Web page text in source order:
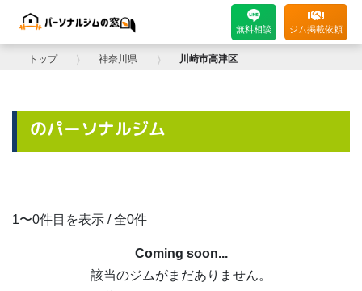
無料相談 ジム掲載依頼
トップ ⟩ 神奈川県 ⟩ 川崎市高津区
のパーソナルジム
1〜0件目を表示 / 全0件
Coming soon...
該当のジムがまだありません。